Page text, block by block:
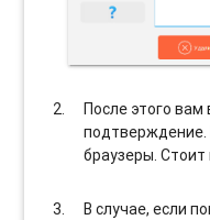
После этого
подтверждение.
браузеры.
В случае, если